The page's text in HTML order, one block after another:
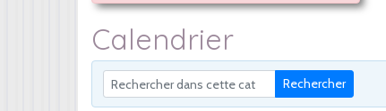
Calendrier
Rechercher